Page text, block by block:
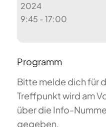
2024
9:45 - 17:00
Programm
Bitte melde dich für
Treffpunkt wird am
über die Info-
gegeben.